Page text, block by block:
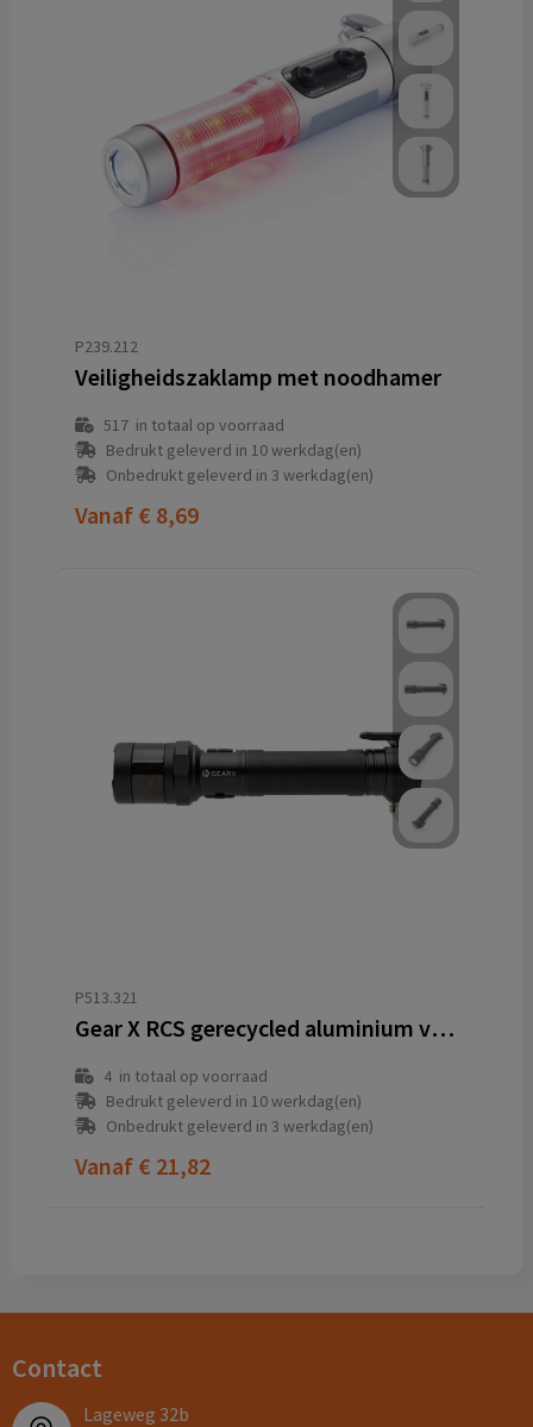
P239.212
Veiligheidszaklamp met noodhamer
517in totaal op voorraad
Bedrukt geleverd in 10 werkdag(en)
Onbedrukt geleverd in 3 werkdag(en)
Vanaf € 8,69
P513.321
Gear X RCS gerecycled aluminium veiligheidszaklamp
4in totaal op voorraad
Bedrukt geleverd in 10 werkdag(en)
Onbedrukt geleverd in 3 werkdag(en)
Vanaf € 21,82
Contact
Lageweg 32b